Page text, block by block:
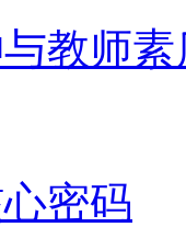
教师素
密码